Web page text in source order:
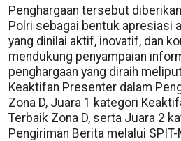
Penghargaan tersebut
Polri sebagai bentuk apresiasi
yang dinilai aktif, inovatif, dan
mendukung penyampaian
penghargaan yang diraih
Keaktifan Presenter dalam
Zona D, Juara 1 kategori
Terbaik Zona D, serta Juara 2
Pengiriman Berita melalui SPIT-